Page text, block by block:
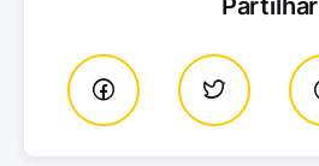
Partilhar